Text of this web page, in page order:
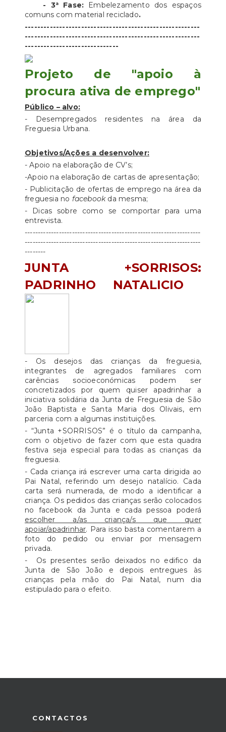
- 3ª Fase: Embelezamento dos espaços
comuns com material reciclado.
--------------------------------------------------------
--------------------------------------------------------
------------------------------
Projeto de "apoio à
procura ativa de emprego"
Público – alvo:
- Desempregados residentes na área da
Freguesia Urbana.
Objetivos/Ações a desenvolver:
- Apoio na elaboração de CV’s;
-Apoio na elaboração de cartas de apresentação;
- Publicitação de ofertas de emprego na área da
freguesia no facebookda mesma;
- Dicas sobre como se comportar para uma
entrevista.
-------------------------------------------------------------------
-------------------------------------------------------------------
--------
JUNTA +SORRISOS:
PADRINHO NATALICIO
- Os desejos das crianças da freguesia,
integrantes de agregados familiares com
carências socioeconómicas podem ser
concretizados por quem quiser apadrinhar a
iniciativa solidária da Junta de Freguesia de São
João Baptista e Santa Maria dos Olivais, em
parceria com a algumas instituições.
- “Junta +SORRISOS” é o título da campanha,
com o objetivo de fazer com que esta quadra
festiva seja especial para todas as crianças da
freguesia.
- Cada criança irá escrever uma carta dirigida ao
Pai Natal, referindo um desejo natalício. Cada
carta será numerada, de modo a identificar a
criança. Os pedidos das crianças serão colocados
no facebook da Junta e cada pessoa poderá
escolher a/as criança/s que quer
apoiar/apadrinhar. Para isso basta comentarem a
foto do pedido ou enviar por mensagem
privada.
- Os presentes serão deixados no edifico da
Junta de São João e depois entregues às
crianças pela mão do Pai Natal, num dia
estipulado para o efeito.
CONTACTOS